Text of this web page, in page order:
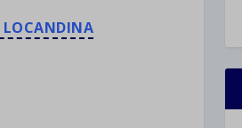
LOCANDINA